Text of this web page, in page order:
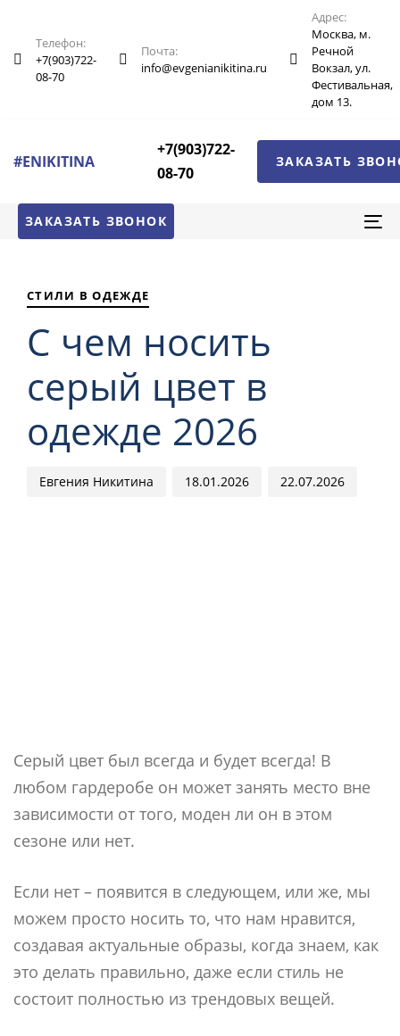
ссылки
основной
навигации
контенту
Телефон:
+7(903)722-
08-70
Почта:
info@evgenianikitina.ru
Адрес:
Москва, м.
Речной
Вокзал, ул.
Фестивальная,
дом 13.
#ENIKITINA
+7(903)722-
08-70
ЗАКАЗАТЬ
ЗАКАЗАТЬ ЗВОНОК
СТИЛИ В ОДЕЖДЕ
С чем носить
серый цвет в
одежде 2026
Евгения Никитина 18.01.2026 22.07.2026
Серый цвет был всегда и будет всегда! В
любом гардеробе он может занять место вне
зависимости от того, моден ли он в этом
сезоне или нет.
Если нет – появится в следующем, или же, мы
можем просто носить то, что нам нравится,
создавая актуальные образы, когда знаем, как
это делать правильно, даже если стиль не
состоит полностью из трендовых вещей.